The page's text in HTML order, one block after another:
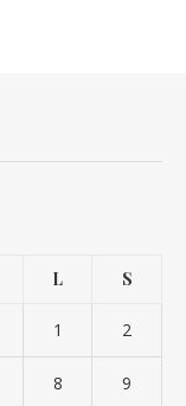
L S
1 2
8 9